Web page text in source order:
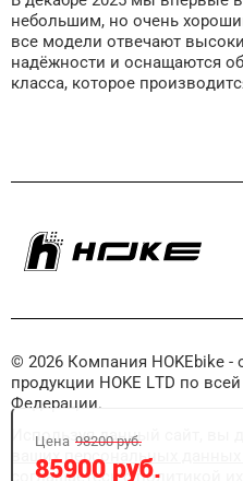
Цена 98200 руб.
85900 руб.
небольшим, но очень
все модели отвечают
надёжности и оснащаются
класса, которое
© 2026 Компания HOKEbike
продукции HOKE LTD по
Федерации.
Используя данный сайт, вы
ваших персональных
соглашаетесь сполитикой их